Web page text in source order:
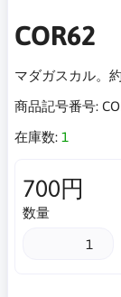
COR62
マダガスカル。約
商品記号番号:
在庫数: 1
700円
数量